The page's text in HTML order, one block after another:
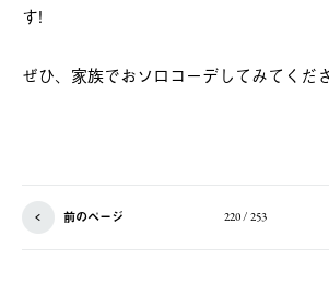
す!
ぜひ、家族でおソロコーデしてみてくだ
前のページ 220 / 253